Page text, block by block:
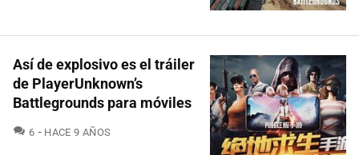
Así de explosivo es el tráiler
de PlayerUnknown’s
Battlegrounds para móviles
6 COMENTARIOS
HACE 9 AÑOS